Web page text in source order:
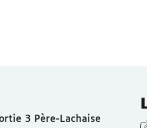
3 Père-Lachaise